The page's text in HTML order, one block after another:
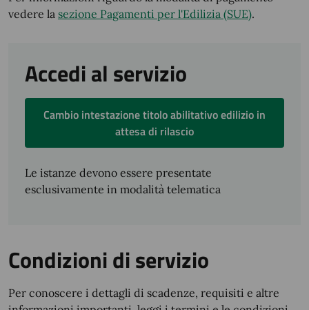
vedere la sezione Pagamenti per l'Edilizia (SUE).
Accedi al servizio
Cambio intestazione titolo abilitativo edilizio in
attesa di rilascio
Le istanze devono essere presentate
esclusivamente in modalità telematica
Condizioni di servizio
Per conoscere i dettagli di scadenze, requisiti e altre